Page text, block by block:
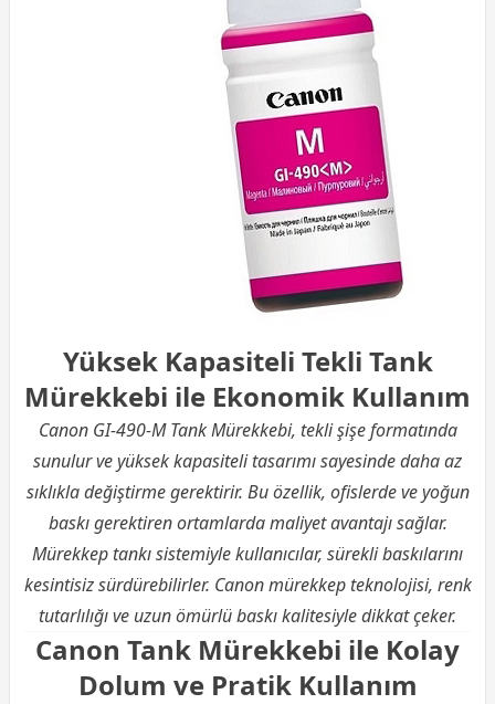
Yüksek Kapasiteli Tekli Tank
Mürekkebi ile Ekonomik Kullanım
Canon GI-490-M Tank Mürekkebi, tekli şişe formatında
sunulur ve yüksek kapasiteli tasarımı sayesinde daha az
sıklıkla değiştirme gerektirir. Bu özellik, ofislerde ve yoğun
baskı gerektiren ortamlarda maliyet avantajı sağlar.
Mürekkep tankı sistemiyle kullanıcılar, sürekli baskılarını
kesintisiz sürdürebilirler. Canon mürekkep teknolojisi, renk
tutarlılığı ve uzun ömürlü baskı kalitesiyle dikkat çeker.
Canon Tank Mürekkebi ile Kolay
Dolum ve Pratik Kullanım